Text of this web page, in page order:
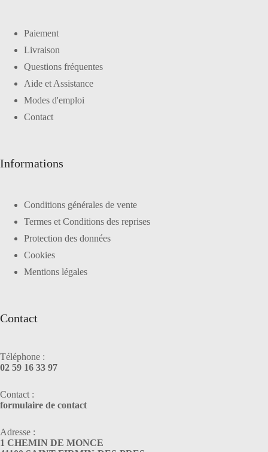
Paiement
Livraison
Questions fréquentes
Aide et Assistance
Modes d'emploi
Contact
Informations
Conditions générales de vente
Termes et Conditions des reprises
Protection des données
Cookies
Mentions légales
Contact
Téléphone :
02 59 16 33 97
Contact :
formulaire de contact
Adresse :
1 CHEMIN DE MONCE